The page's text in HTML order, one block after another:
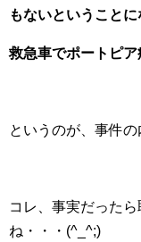
もないということに
救急車でポートピア
というのが、事件の
コレ、事実だった
ね・・・(^_^;)